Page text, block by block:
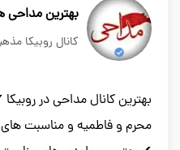
بهترین مداحی
کانال روبیکا
بهترین کانال مداحی در
محرم و فاطمیه و مناسبت